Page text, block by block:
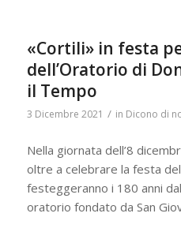
«Cortili» in festa
dell’Oratorio di
il Tempo
3 Dicembre 2021 / in Dicono di
Nella giornata dell’8
oltre a celebrare la festa
festeggeranno i 180 anni
oratorio fondato da San